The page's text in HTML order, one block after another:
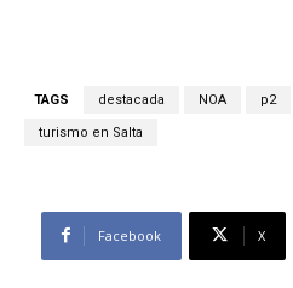
TAGS destacada NOA p2
turismo en Salta
Facebook X